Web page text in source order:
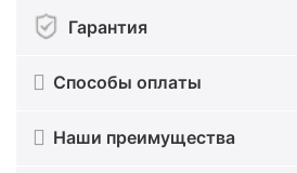
Гарантия
Способы оплаты
Наши преимущества